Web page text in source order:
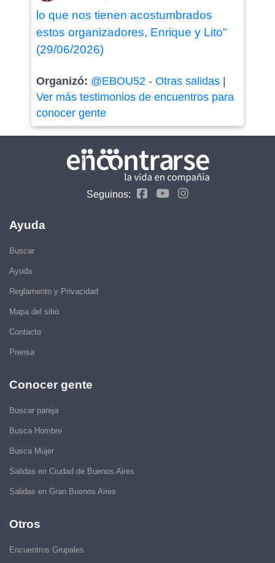
lo que nos tienen acostumbrados
estos organizadores, Enrique y Lito"
(29/06/2026)
Organizó: @EBOU52- Otras salidas|
Ver más testimonios de encuentros para
conocer gente
Seguinos:
Ayuda
Buscar
Ayuda
Reglamento y Privacidad
Mapa del sitio
Contacto
Prensa
Conocer gente
Buscar pareja
Busca Hombre
Busca Mujer
Salidas en Ciudad de Buenos Aires
Salidas en Gran Buenos Aires
Otros
Encuentros Grupales